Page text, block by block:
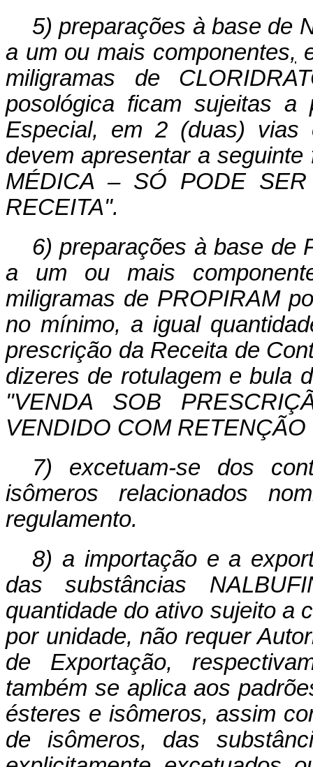
5) preparações à base de
a um ou mais componentes,
miligramas de
posológica ficam sujeitas a
Especial, em 2 (duas)
devem apresentar a
MÉDICA – SÓ PODE
RECEITA".
6) preparações à base de
a um ou mais
miligramas de PROPIRAM
no mínimo, a igual
prescrição da Receita de
dizeres de rotulagem e bula
"VENDA SOB
VENDIDO COM
7) excetuam-se dos
isômeros relacionados
regulamento.
8) a importação e a
das substâncias
quantidade do ativo sujeito a
por unidade, não requer
de Exportação,
também se aplica aos
ésteres e isômeros, assim
de isômeros, das